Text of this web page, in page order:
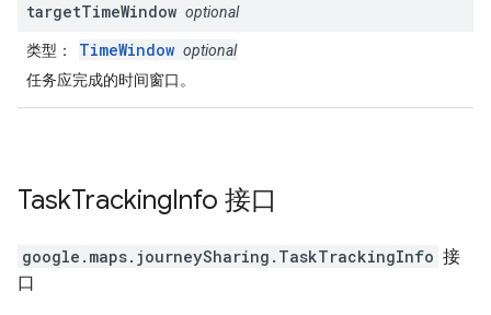
targetTimeWindow optional
类型 ： TimeWindow optional
任务应完成的时间窗口。
TaskTrackingInfo 接口
google.maps.journeySharing . TaskTrackingInfo 接
口